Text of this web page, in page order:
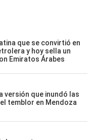
que se convirtió en
y hoy sella un
Emiratos Árabes
versión que inundó las
temblor en Mendoza